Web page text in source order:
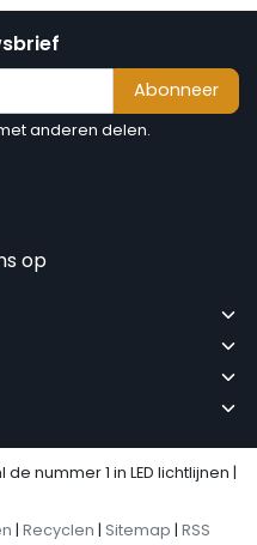
Abonneer
anderen delen.
op
nummer 1 in LED lichtlijnen |
| Recyclen | Sitemap | RSS